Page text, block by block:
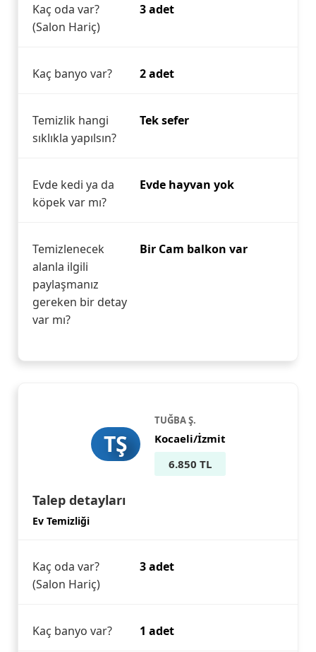
Kaç oda var?
(Salon Hariç)
3 adet
Kaç banyo var? 2 adet
Temizlik hangi
sıklıkla yapılsın?
Tek sefer
Evde kedi ya da
köpek var mı?
Evde hayvan yok
Temizlenecek
alanla ilgili
paylaşmanız
gereken bir detay
var mı?
Bir Cam balkon var
TŞ
TUĞBA Ş.
Kocaeli/İzmit
6.850 TL
Talep detayları
Ev Temizliği
Kaç oda var?
(Salon Hariç)
3 adet
Kaç banyo var? 1 adet